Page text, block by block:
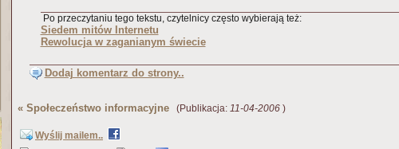
Po przeczytaniu tego tekstu, czytelnicy często wybierają też:
Siedem mitów Internetu
Rewolucja w zaganianym świecie
Dodaj komentarz do strony..
« Społeczeństwo informacyjne (Publikacja: 11-04-2006 )
Wyślij mailem..